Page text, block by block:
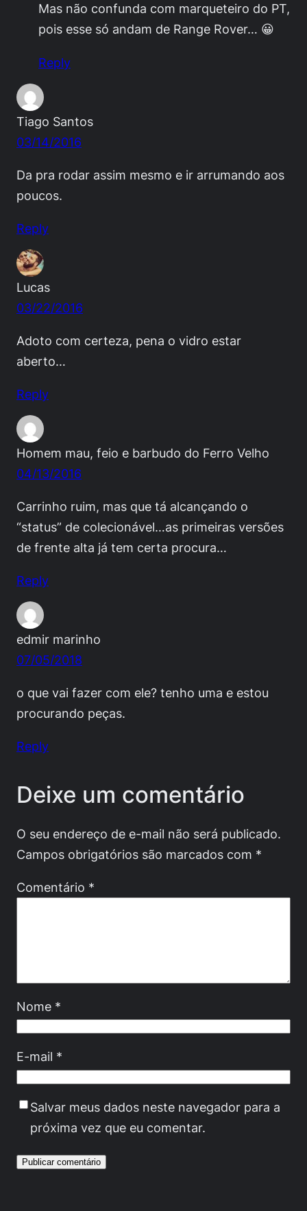
Mas não confunda com marqueteiro do PT,
pois esse só andam de Range Rover… 😀
Reply
Tiago Santos
03/14/2016
Da pra rodar assim mesmo e ir arrumando aos
poucos.
Reply
Lucas
03/22/2016
Adoto com certeza, pena o vidro estar
aberto…
Reply
Homem mau, feio e barbudo do Ferro Velho
04/13/2016
Carrinho ruim, mas que tá alcançando o
“status” de colecionável…as primeiras versões
de frente alta já tem certa procura…
Reply
edmir marinho
07/05/2018
o que vai fazer com ele? tenho uma e estou
procurando peças.
Reply
Deixe um comentário
O seu endereço de e-mail não será publicado.
Campos obrigatórios são marcados com *
Comentário *
Nome *
E-mail *
Salvar meus dados neste navegador para a
próxima vez que eu comentar.